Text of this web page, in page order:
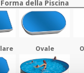
della Piscina
Ovale